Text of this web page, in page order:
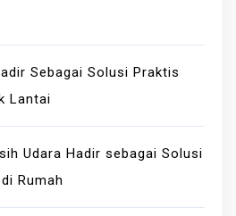
Sebagai Solusi Praktis
Lantai
Udara Hadir sebagai Solusi
Rumah